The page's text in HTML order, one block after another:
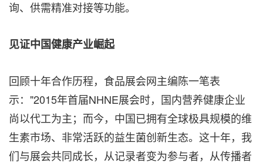
询、供需精准对接等功能。
见证中国健康产业崛起
回顾十年合作历程，食品展会网主编陈一笔表
示："2015年首届NHNE展会时，国内营养健康企业
尚以代工为主；而今，中国已拥有全球极具规模的维
生素市场、 非常活跃的益生菌创新生态。这十年，我
们与展会共同成长，从记录者变为参与者，从传播者